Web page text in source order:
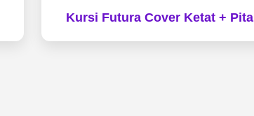
Kursi Futura Cover Ketat + Pita